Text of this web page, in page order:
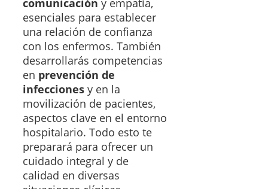
comunicación y empatía,
esenciales para establecer
una relación de confianza
con los enfermos. También
desarrollarás competencias
en prevención de
infecciones y en la
movilización de pacientes,
aspectos clave en el entorno
hospitalario. Todo esto te
preparará para ofrecer un
cuidado integral y de
calidad en diversas